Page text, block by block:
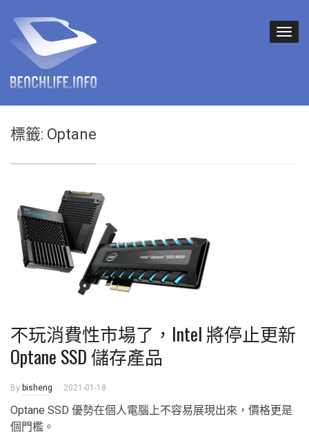
標籤: Optane
不玩消費性市場了，Intel 將停止更新
Optane SSD 儲存產品
By bisheng 2021-01-18
Optane SSD 優勢在個人電腦上不容易展現出來，價格更是
個門檻。